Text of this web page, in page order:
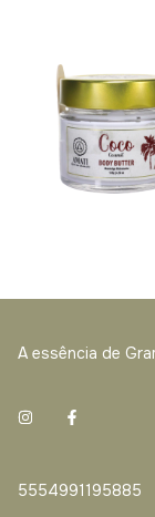
A essência de
5554991195885